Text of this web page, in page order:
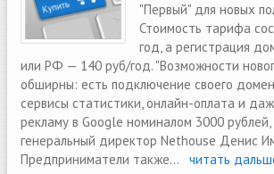
"Первый" для новых
Стоимость тарифа
год, а регистрация
или РФ — 140 руб/год. "Возможности
обширны: есть подключение своего
сервисы статистики, онлайн-оплата и
рекламу в Google номиналом 3000
генеральный директор Nethouse Денис
Предприниматели также... читать